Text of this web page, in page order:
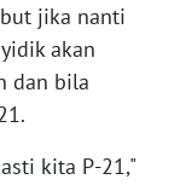
jika nanti
akan
dan bila
kita P-21,"